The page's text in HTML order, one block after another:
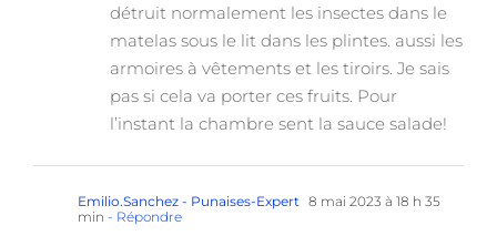
détruit normalement les insectes dans le
matelas sous le lit dans les plintes. aussi les
armoires à vêtements et les tiroirs. Je sais
pas si cela va porter ces fruits. Pour
l’instant la chambre sent la sauce salade!
Emilio.Sanchez - Punaises-Expert 8 mai 2023 à 18 h 35
min - Répondre